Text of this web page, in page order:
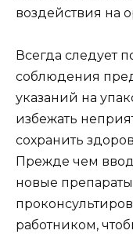
воздействия на
Всегда следует
соблюдения
указаний на
избежать
сохранить
Прежде чем
новые
работником,